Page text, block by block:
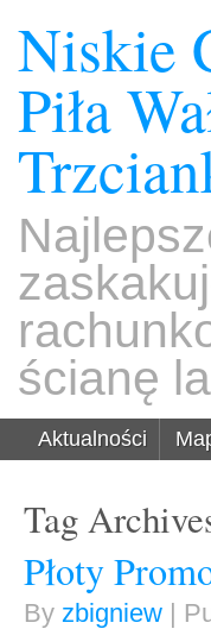
Niskie
Piła
ścianę
Aktualności
Tag
Płoty
By zbigniew |